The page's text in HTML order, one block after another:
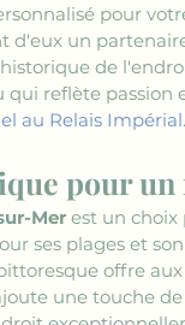
pour
un
de
reflète
au Relais Impérial.
pour un
Mer est un
ses plages et
offre
une touche